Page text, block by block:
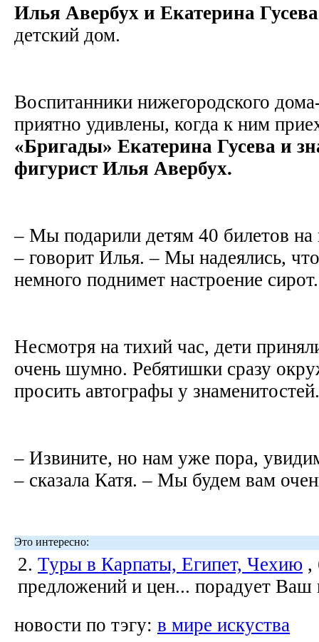
Илья Авербух и Екатерина Гусева
детский дом.
Воспитанники нижегородского
приятно удивлены, когда к ним
«Бригады» Екатерина Гусева и
фигурист Илья Авербух.
– Мы подарили детям 40 билетов
– говорит Илья. – Мы надеялись,
немного поднимет настроение
Несмотря на тихий час, дети
очень шумно. Ребятишки сразу
просить автографы у
– Извините, но нам уже пора,
– сказала Катя. – Мы будем вам
Это интересно:
2. Туры в Карпаты, Египет, Чехию ,
предложений и цен... порадует Ваш
новости по тэгу: в мире искуства